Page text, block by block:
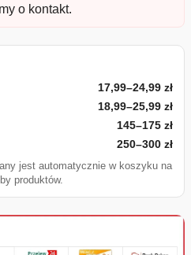
o kontakt.
17,99–24,99 zł
18,99–25,99 zł
145–175 zł
250–300 zł
jest automatycznie w koszyku na
produktów.